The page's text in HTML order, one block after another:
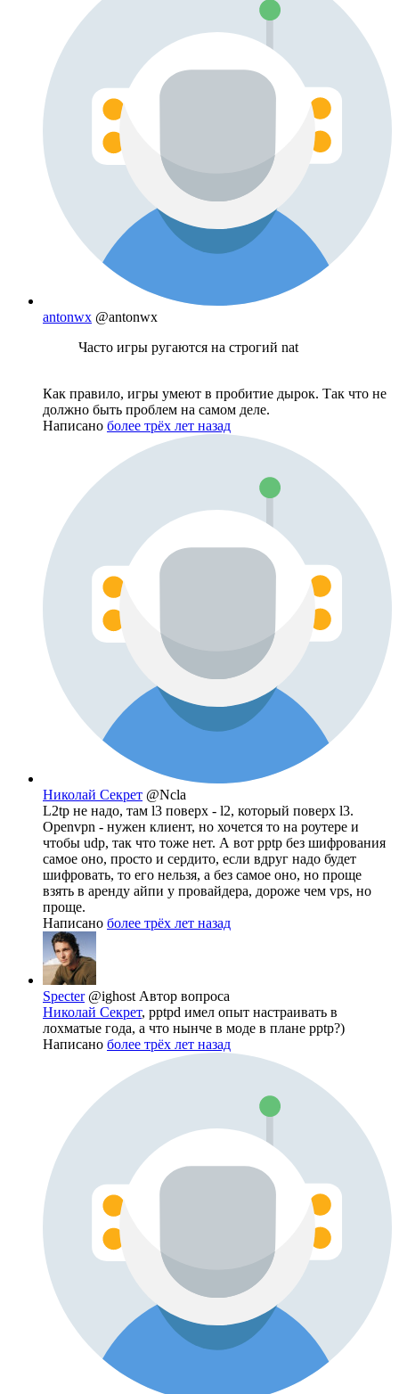
antonwx @antonwx
Часто игры ругаются на строгий nat
Как правило, игры умеют в пробитие дырок. Так что не
должно быть проблем на самом деле.
Написано более трёх лет назад
Николай Секрет @Ncla
L2tp не надо, там l3 поверх - l2, который поверх l3.
Openvpn - нужен клиент, но хочется то на роутере и
чтобы udp, так что тоже нет. А вот pptp без шифрования
самое оно, просто и сердито, если вдруг надо будет
шифровать, то его нельзя, а без самое оно, но проще
взять в аренду айпи у провайдера, дороже чем vps, но
проще.
Написано более трёх лет назад
Specter @ighost Автор вопроса
Николай Секрет, pptpd имел опыт настраивать в
лохматые года, а что нынче в моде в плане pptp?)
Написано более трёх лет назад